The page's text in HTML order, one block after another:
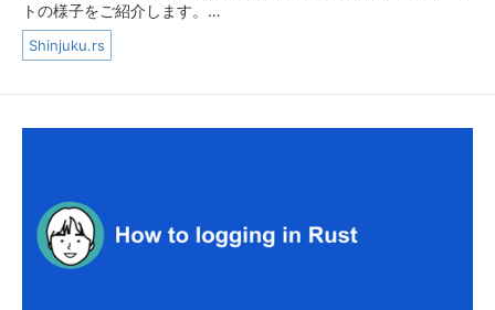
トの様子をご紹介します。…
Shinjuku.rs